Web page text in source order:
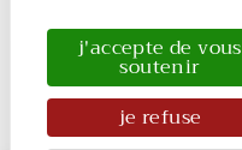
j'accepte de vous
soutenir
je refuse